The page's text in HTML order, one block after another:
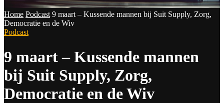
Home Podcast 9 maart – Kussende mannen bij Suit Supply, Zorg,
Democratie en de Wiv
Podcast
9 maart – Kussende mannen
bij Suit Supply, Zorg,
Democratie en de Wiv